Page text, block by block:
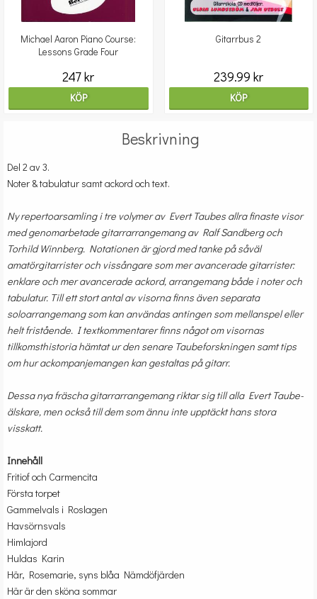
Michael Aaron Piano Course:
Lessons Grade Four
247 kr
KÖP
Gitarrbus 2
239.99 kr
KÖP
Beskrivning
Del 2 av 3.
Noter & tabulatur samt ackord och text.
Ny repertoarsamling i tre volymer av Evert Taubes allra finaste visor
med genomarbetade gitarrarrangemang av Ralf Sandberg och
Torhild Winnberg. Notationen är gjord med tanke på såväl
amatörgitarrister och vissångare som mer avancerade gitarrister:
enklare och mer avancerade ackord, arrangemang både i noter och
tabulatur. Till ett stort antal av visorna finns även separata
soloarrangemang som kan användas antingen som mellanspel eller
helt fristående. I textkommentarer finns något om visornas
tillkomsthistoria hämtat ur den senare Taubeforskningen samt tips
om hur ackompanjemangen kan gestaltas på gitarr.
Dessa nya fräscha gitarrarrangemang riktar sig till alla Evert Taube-
älskare, men också till dem som ännu inte upptäckt hans stora
visskatt.
Innehåll
Fritiof och Carmencita
Första torpet
Gammelvals i Roslagen
Havsörnsvals
Himlajord
Huldas Karin
Här, Rosemarie, syns blåa Nämdöfjärden
Här är den sköna sommar